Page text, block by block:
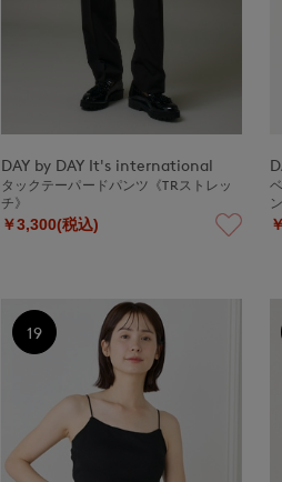
DAY by DAY It's international
タックテーパードパンツ《TRストレッ
チ》
￥3,300(税込)
19